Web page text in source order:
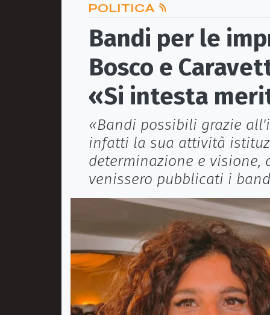
POLITICA
Bandi per le
Bosco e
«Si intesta
«Bandi possibili grazie
infatti la sua attività
determinazione e visione,
venissero pubblicati i